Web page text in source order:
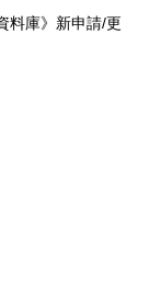
料庫》新申請/更